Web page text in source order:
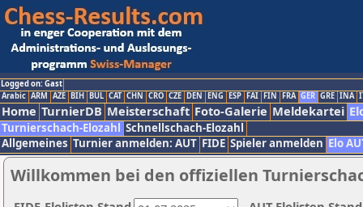
Logged on: Gast
Arabic ARM AZE BIH BUL CAT CHN CRO CZE DEN ENG ESP FAI FIN FRA GER GRE INA
Home TurnierDB Meisterschaft Foto-Galerie Meldekartei
Turnierschach-Elozahl Schnellschach-Elozahl
Allgemeines Turnier anmelden: AUT FIDE Spieler anmelden Elo
Willkommen bei den offiziellen